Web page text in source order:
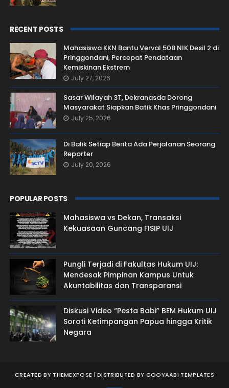
RECENT POSTS
Mahasiswa KKN Bantu Verval 508 NIK Desil 2 di
Pringgondani, Percepat Pendataan
Kemiskinan Ekstrem
July 27, 2026
Sasar Wilayah 3T, Dekranasda Dorong
Masyarakat Siapkan Batik Khas Pringgondani
July 25, 2026
Di Balik Setiap Berita Ada Perjalanan Seorang
Reporter
July 20, 2026
POPULAR POSTS
Mahasiswa vs Dekan, Transaksi
Kekuasaan Guncang FISIP UIJ
Pungli Terjadi di Fakultas Hukum UIJ:
Mendesak Pimpinan Kampus Untuk
Akuntabilitas dan Transparansi
Diskusi Video “Pesta Babi” BEM Hukum UIJ
Soroti Ketimpangan Papua hingga Kritik
Negara
CREATED BY THEMEXPOSE | DISTRIBUTED BY GOOYAABI TEMPLATES